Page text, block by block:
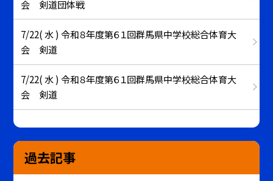
会 剣道団体戦
7/22( 水 ) 令和８年度第６１回群馬県中学校総合体育大
会 剣道
7/22( 水 ) 令和８年度第６１回群馬県中学校総合体育大
会 剣道
過去記事